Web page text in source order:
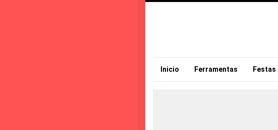
Inicio Ferramentas Festas